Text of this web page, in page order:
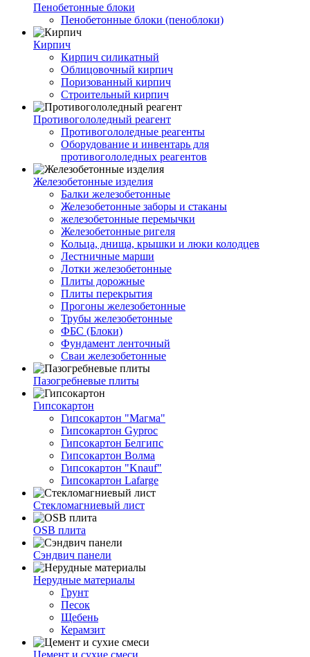
Пенобетонные блоки
Пенобетонные блоки (пеноблоки)
Кирпич
Кирпич силикатный
Облицовочный кирпич
Поризованный кирпич
Строительный кирпич
Противогололедный реагент
Противогололедные реагенты
Оборудование и инвентарь для
противогололедных реагентов
Железобетонные изделия
Балки железобетонные
Железобетонные заборы и стаканы
железобетонные перемычки
Железобетонные ригеля
Кольца, днища, крышки и люки колодцев
Лестничные марши
Лотки железобетонные
Плиты дорожные
Плиты перекрытия
Прогоны железобетонные
Трубы железобетонные
ФБС (Блоки)
Фундамент ленточный
Сваи железобетонные
Пазогребневые плиты
Гипсокартон
Гипсокартон "Магма"
Гипсокартон Gyproc
Гипсокартон Белгипс
Гипсокартон Волма
Гипсокартон "Knauf"
Гипсокартон Lafarge
Стекломагниевый лист
OSB плита
Сэндвич панели
Нерудные материалы
Грунт
Песок
Щебень
Керамзит
Цемент и сухие смеси